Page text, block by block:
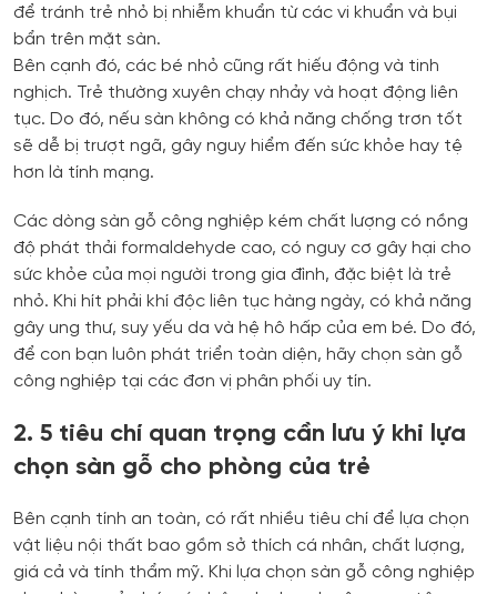
để tránh trẻ nhỏ bị nhiễm khuẩn từ các vi khuẩn và bụi
bẩn trên mặt sàn.
Bên cạnh đó, các bé nhỏ cũng rất hiếu động và tinh
nghịch. Trẻ thường xuyên chạy nhảy và hoạt động liên
tục. Do đó, nếu sàn không có khả năng chống trơn tốt
sẽ dễ bị trượt ngã, gây nguy hiểm đến sức khỏe hay tệ
hơn là tính mạng.
Các dòng sàn gỗ công nghiệp kém chất lượng có nồng
độ phát thải formaldehyde cao, có nguy cơ gây hại cho
sức khỏe của mọi người trong gia đình, đặc biệt là trẻ
nhỏ. Khi hít phải khí độc liên tục hàng ngày, có khả năng
gây ung thư, suy yếu da và hệ hô hấp của em bé. Do đó,
để con bạn luôn phát triển toàn diện, hãy chọn sàn gỗ
công nghiệp tại các đơn vị phân phối uy tín.
2. 5 tiêu chí quan trọng cần lưu ý khi lựa
chọn sàn gỗ cho phòng của trẻ
Bên cạnh tính an toàn, có rất nhiều tiêu chí để lựa chọn
vật liệu nội thất bao gồm sở thích cá nhân, chất lượng,
giá cả và tính thẩm mỹ. Khi lựa chọn sàn gỗ công nghiệp